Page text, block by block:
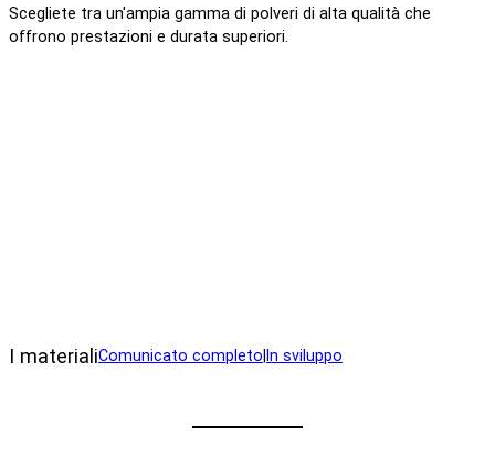
Scegliete tra un'ampia gamma di polveri di alta qualità che
offrono prestazioni e durata superiori.
I materialiComunicato completo In sviluppo